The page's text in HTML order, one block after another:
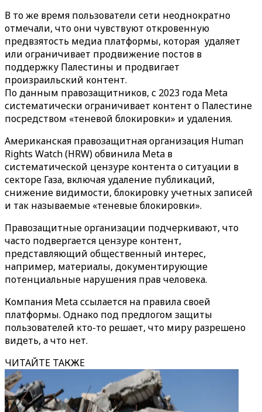
В то же время пользователи сети неоднократно
отмечали, что они чувствуют откровенную
предвзятость медиа платформы, которая удаляет
или ограничивает продвижение постов в
поддержку Палестины и продвигает
произраильский контент.
По данным правозащитников, с 2023 года Meta
систематически ограничивает контент о Палестине
посредством «теневой блокировки» и удаления.
Американская правозащитная организация Human
Rights Watch (HRW) обвинила Meta в
систематической цензуре контента о ситуации в
секторе Газа, включая удаление публикаций,
снижение видимости, блокировку учетных записей
и так называемые «теневые блокировки».
Правозащитные организации подчеркивают, что
часто подвергается цензуре контент,
представляющий общественный интерес,
например, материалы, документирующие
потенциальные нарушения прав человека.
Компания Meta ссылается на правила своей
платформы. Однако под предлогом защиты
пользователей кто-то решает, что миру разрешено
видеть, а что нет.
ЧИТАЙТЕ ТАКЖЕ